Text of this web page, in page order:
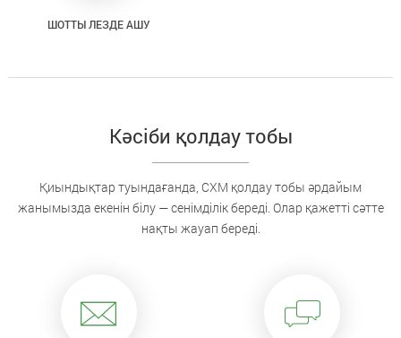
ШОТТЫ ЛЕЗДЕ АШУ
Кәсіби қолдау тобы
Қиындықтар туындағанда, CXM қолдау тобы әрдайым
жанымызда екенін білу — сенімділік береді. Олар қажетті сәтте
нақты жауап береді.